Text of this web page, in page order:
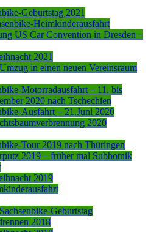
Geburtstag 2021
Heimkinderausfahrt
US Car Convention in Dresden –
2021
in einen neuen Vereinsraum
Motorradausfahrt – 11. bis
2020 nach Tschechien
Ausfahrt – 21.Juni 2020
2020
Tour 2019 nach Thüringen
2019 – früher mal Subbotnik
2019
Geburtstag
2018